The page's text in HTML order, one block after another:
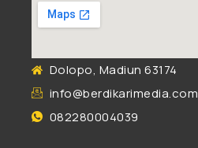
Dolopo, Madiun 63174
info@berdikarimedia.com
082280004039